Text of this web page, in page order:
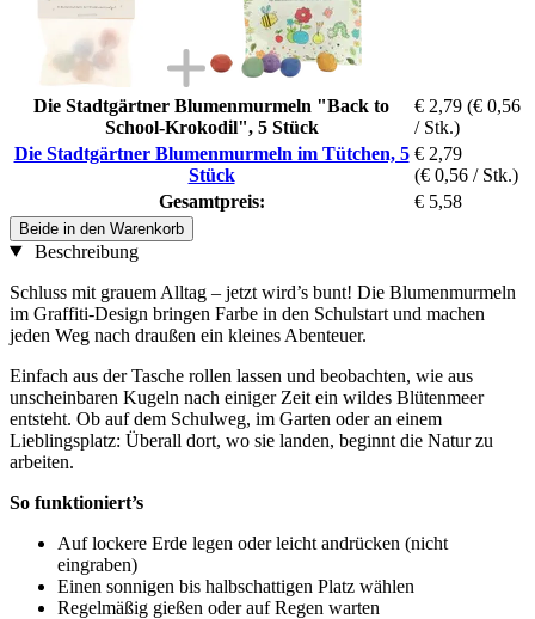
Die Stadtgärtner Blumenmurmeln "Back to
School-Krokodil", 5 Stück
€ 2,79 (€ 0,56
/ Stk.)
Die Stadtgärtner Blumenmurmeln im Tütchen, 5
Stück
€ 2,79
(€ 0,56 / Stk.)
Gesamtpreis:
€ 5,58
Beide in den Warenkorb
Beschreibung
Schluss mit grauem Alltag – jetzt wird’s bunt! Die Blumenmurmeln
im Graffiti-Design bringen Farbe in den Schulstart und machen
jeden Weg nach draußen ein kleines Abenteuer.
Einfach aus der Tasche rollen lassen und beobachten, wie aus
unscheinbaren Kugeln nach einiger Zeit ein wildes Blütenmeer
entsteht. Ob auf dem Schulweg, im Garten oder an einem
Lieblingsplatz: Überall dort, wo sie landen, beginnt die Natur zu
arbeiten.
So funktioniert’s
Auf lockere Erde legen oder leicht andrücken (nicht
eingraben)
Einen sonnigen bis halbschattigen Platz wählen
Regelmäßig gießen oder auf Regen warten